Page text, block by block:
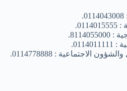
الاجتماعية : 0114778888.